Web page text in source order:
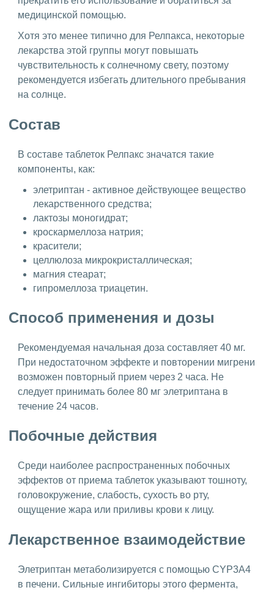
медицинской помощью.
Хотя это менее типично для Релпакса, некоторые
лекарства этой группы могут повышать
чувствительность к солнечному свету, поэтому
рекомендуется избегать длительного пребывания
на солнце.
Состав
В составе таблеток Релпакс значатся такие
компоненты, как:
элетриптан - активное действующее вещество
лекарственного средства;
лактозы моногидрат;
кроскармеллоза натрия;
красители;
целлюлоза микрокристаллическая;
магния стеарат;
гипромеллоза триацетин.
Способ применения и дозы
Рекомендуемая начальная доза составляет 40 мг.
При недостаточном эффекте и повторении мигрени
возможен повторный прием через 2 часа. Не
следует принимать более 80 мг элетриптана в
течение 24 часов.
Побочные действия
Среди наиболее распространенных побочных
эффектов от приема таблеток указывают тошноту,
головокружение, слабость, сухость во рту,
ощущение жара или приливы крови к лицу.
Лекарственное взаимодействие
Элетриптан метаболизируется с помощью CYP3A4
в печени. Сильные ингибиторы этого фермента,